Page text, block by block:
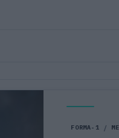
FORMA-1 /